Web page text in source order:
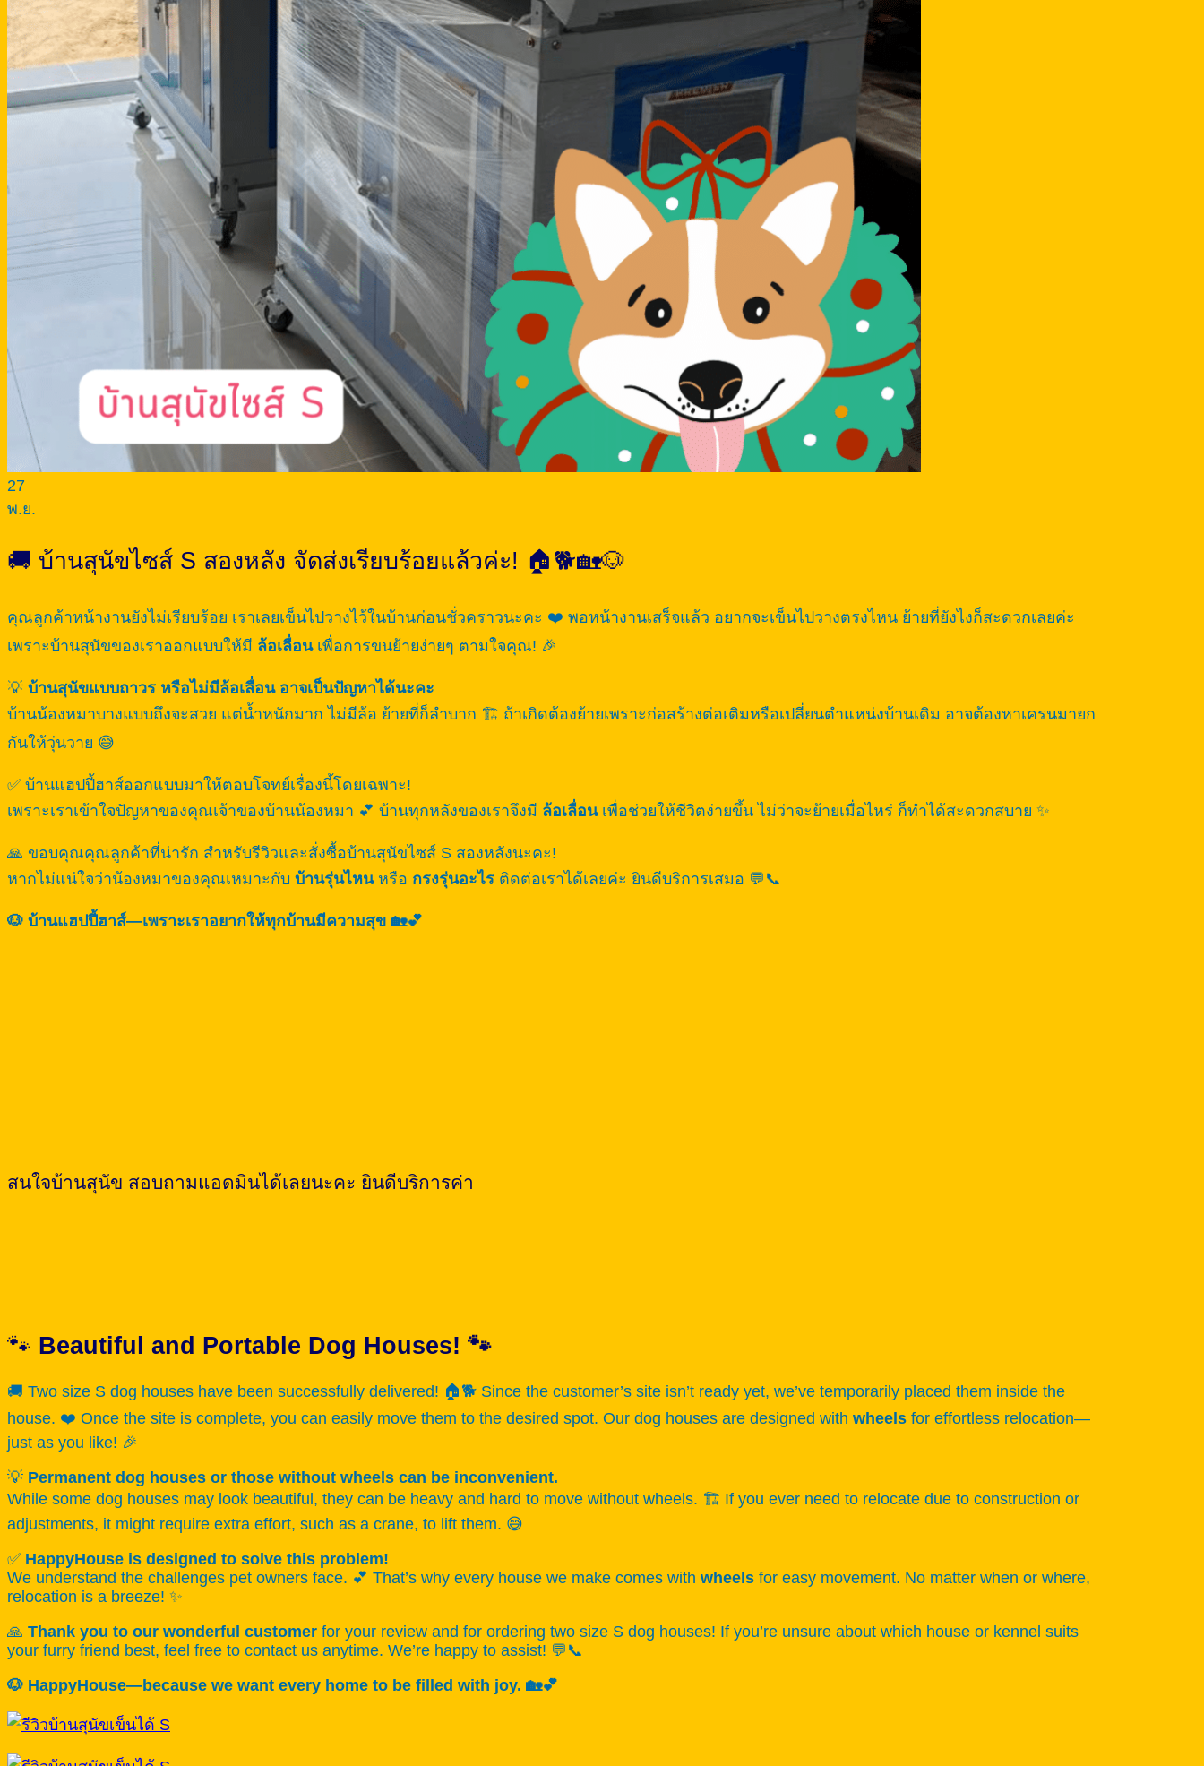
27
พ.ย.
🚚 บ้านสุนัขไซส์ S สองหลัง จัดส่งเรียบร้อยแล้วค่ะ! 🏠🐕🏡🐶
คุณลูกค้าหน้างานยังไม่เรียบร้อย เราเลยเข็นไปวางไว้ในบ้านก่อนชั่วคราวนะคะ ❤️ พอหน้างานเสร็จแล้ว อยากจะเข็นไปวางตรงไหน ย้ายที่ยังไงก็สะดวกเลยค่ะ
เพราะบ้านสุนัขของเราออกแบบให้มี ล้อเลื่อนเพื่อการขนย้ายง่ายๆ ตามใจคุณ! 🎉
💡 บ้านสุนัขแบบถาวร หรือไม่มีล้อเลื่อน อาจเป็นปัญหาได้นะคะ
บ้านน้องหมาบางแบบถึงจะสวย แต่น้ำหนักมาก ไม่มีล้อ ย้ายที่ก็ลำบาก 🏗️ ถ้าเกิดต้องย้ายเพราะก่อสร้างต่อเติมหรือเปลี่ยนตำแหน่งบ้านเดิม อาจต้องหาเครนมายก
กันให้วุ่นวาย 😅
✅ บ้านแฮปปี้ฮาส์ออกแบบมาให้ตอบโจทย์เรื่องนี้โดยเฉพาะ!
เพราะเราเข้าใจปัญหาของคุณเจ้าของบ้านน้องหมา 💕 บ้านทุกหลังของเราจึงมี ล้อเลื่อนเพื่อช่วยให้ชีวิตง่ายขึ้น ไม่ว่าจะย้ายเมื่อไหร่ ก็ทำได้สะดวกสบาย ✨
🙏 ขอบคุณคุณลูกค้าที่น่ารัก สำหรับรีวิวและสั่งซื้อบ้านสุนัขไซส์ S สองหลังนะคะ!
หากไม่แน่ใจว่าน้องหมาของคุณเหมาะกับ บ้านรุ่นไหนหรือ กรงรุ่นอะไร ติดต่อเราได้เลยค่ะ ยินดีบริการเสมอ 💬📞
🐶 บ้านแฮปปี้ฮาส์—เพราะเราอยากให้ทุกบ้านมีความสุข 🏡💕
สนใจบ้านสุนัข สอบถามแอดมินได้เลยนะคะ ยินดีบริการค่า
🐾 Beautiful and Portable Dog Houses! 🐾
🚚 Two size S dog houses have been successfully delivered! 🏠🐕 Since the customer’s site isn’t ready yet, we’ve temporarily placed them inside the
house. ❤️ Once the site is complete, you can easily move them to the desired spot. Our dog houses are designed with wheels for effortless relocation—
just as you like! 🎉
💡 Permanent dog houses or those without wheels can be inconvenient.
While some dog houses may look beautiful, they can be heavy and hard to move without wheels. 🏗️ If you ever need to relocate due to construction or
adjustments, it might require extra effort, such as a crane, to lift them. 😅
✅ HappyHouse is designed to solve this problem!
We understand the challenges pet owners face. 💕 That’s why every house we make comes with wheels for easy movement. No matter when or where,
relocation is a breeze! ✨
🙏 Thank you to our wonderful customer for your review and for ordering two size S dog houses! If you’re unsure about which house or kennel suits
your furry friend best, feel free to contact us anytime. We’re happy to assist! 💬📞
🐶 HappyHouse—because we want every home to be filled with joy. 🏡💕